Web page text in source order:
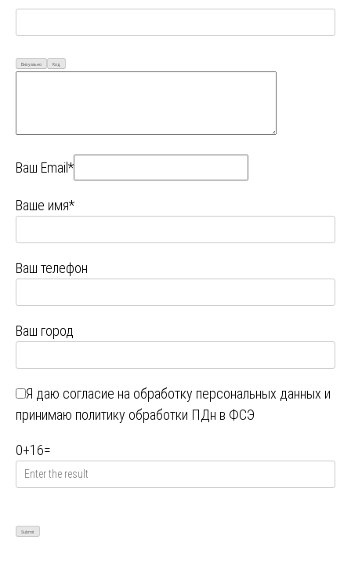
Визуально Код
Ваш Email*
Ваше имя*
Ваш телефон
Ваш город
Я даю согласие на обработку персональных данных и
принимаю политику обработки ПДн в ФСЭ
0+16=